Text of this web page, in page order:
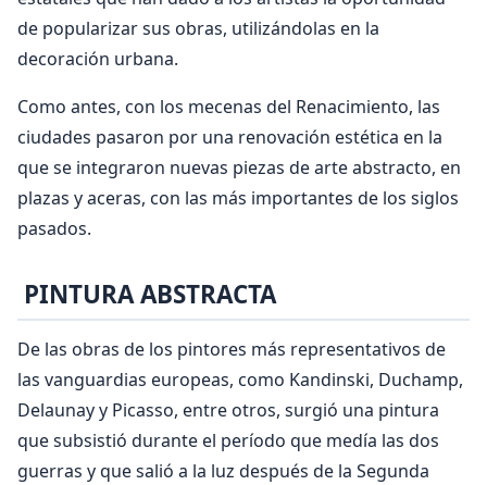
de popularizar sus obras, utilizándolas en la
decoración urbana.
Como antes, con los mecenas del Renacimiento, las
ciudades pasaron por una renovación estética en la
que se integraron nuevas piezas de arte abstracto, en
plazas y aceras, con las más importantes de los siglos
pasados.
PINTURA ABSTRACTA
De las obras de los pintores más representativos de
las vanguardias europeas, como Kandinski, Duchamp,
Delaunay y Picasso, entre otros, surgió una pintura
que subsistió durante el período que medía las dos
guerras y que salió a la luz después de la Segunda